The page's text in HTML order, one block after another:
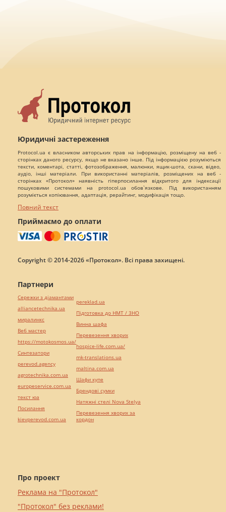
Юридичні застереження
Protocol.ua є власником авторських прав на інформацію, розміщену на веб -
сторінках даного ресурсу, якщо не вказано інше. Під інформацією розуміються
тексти, коментарі, статті, фотозображення, малюнки, ящик-шота, скани, відео,
аудіо, інші матеріали. При використанні матеріалів, розміщених на веб -
сторінках «Протокол» наявність гіперпосилання відкритого для індексації
пошуковими системами на protocol.ua обов`язкове. Під використанням
розуміється копіювання, адаптація, рерайтинг, модифікація тощо.
Повний текст
Приймаємо до оплати
Copyright © 2014-2026 «Протокол». Всі права захищені.
Про проект
Реклама на "Протокол"
"Протокол" без реклами!
Партнери
Сережки з діамантами
alliancetechnika.ua
миралинкс
Веб мастер
https://motokosmos.ua/
Синтезатори
perevod.agency
agrotechnika.com.ua
europeservice.com.ua
текст юа
Посилання
kievperevod.com.ua
pereklad.ua
Підготовка до НМТ / ЗНО
Винна шафа
Перевезення хворих
hospice-life.com.ua/
mk-translations.ua
maltina.com.ua
Шафи купе
Брендові сумки
Натяжні стелі Nova Stelya
Перевезення хворих за
кордон